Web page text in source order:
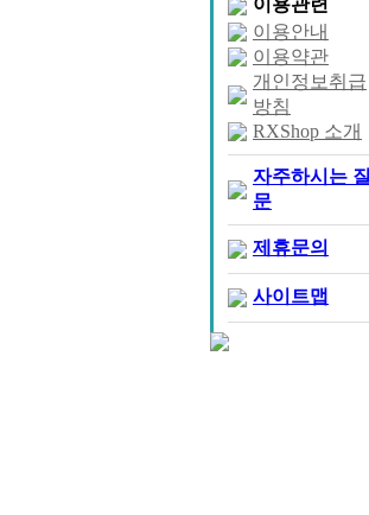
이용관련
이용안내
이용약관
개인정보취급
방침
RXShop 소개
자주하시는 질
문
제휴문의
사이트맵